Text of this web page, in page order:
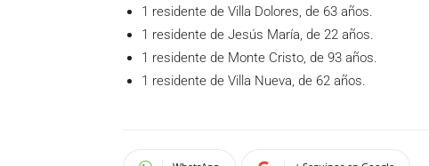
1 residente de Villa Dolores, de 63 años.
1 residente de Jesús María, de 22 años.
1 residente de Monte Cristo, de 93 años.
1 residente de Villa Nueva, de 62 años.